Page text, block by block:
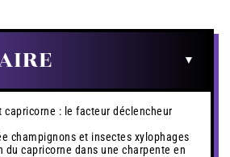
capricorne : le facteur déclencheur
champignons et insectes xylophages
du capricorne dans une charpente en